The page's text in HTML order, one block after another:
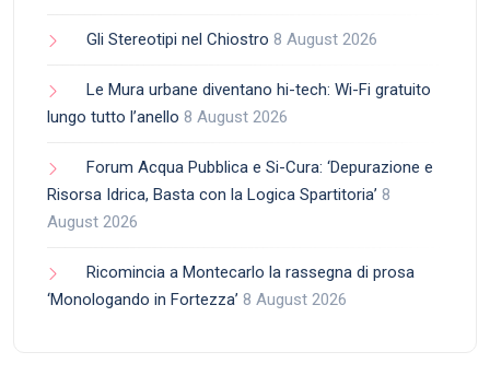
Gli Stereotipi nel Chiostro 8 August 2026
Le Mura urbane diventano hi-tech: Wi-Fi gratuito
lungo tutto l’anello 8 August 2026
Forum Acqua Pubblica e Si-Cura: ‘Depurazione e
Risorsa Idrica, Basta con la Logica Spartitoria’ 8
August 2026
Ricomincia a Montecarlo la rassegna di prosa
‘Monologando in Fortezza’ 8 August 2026